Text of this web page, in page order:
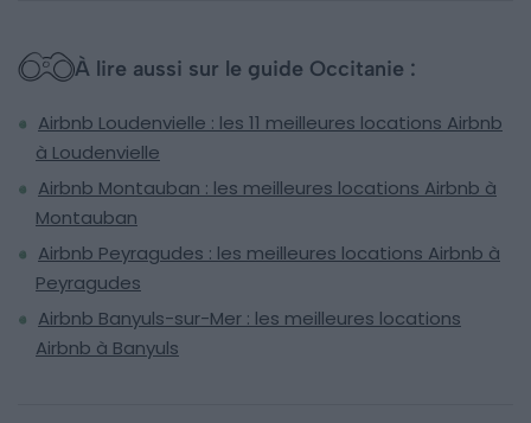
À lire aussi sur le guide Occitanie :
Airbnb Loudenvielle : les 11 meilleures locations Airbnb
à Loudenvielle
Airbnb Montauban : les meilleures locations Airbnb à
Montauban
Airbnb Peyragudes : les meilleures locations Airbnb à
Peyragudes
Airbnb Banyuls-sur-Mer : les meilleures locations
Airbnb à Banyuls